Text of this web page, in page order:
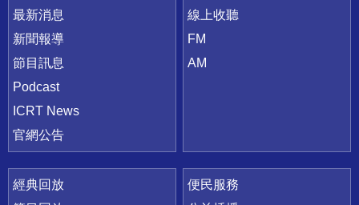
最新消息
新聞報導
節目訊息
Podcast
ICRT News
官網公告
線上收聽
FM
AM
經典回放
便民服務